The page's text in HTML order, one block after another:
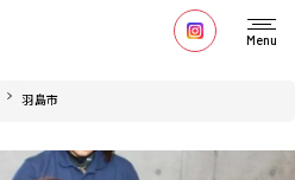
Menu
羽島市